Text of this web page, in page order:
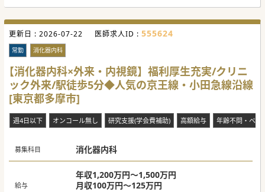
など11の施設を運営する法人からの募集です。
■法人の中でも最大の診療所である当クリニックには、常勤
医が20名ほど在籍しており、各科目で経験豊かな専門医の先
生が診療をしています。
■専門性の高い疾患については専門外来を設け、患者様へ専
門的な医療を提供しております。
【やりがい】
■ご希望の方には、出来高実績給もご選択いただくことがで
きるので高額給与も可能になります。
■職種別でのスキル認定制度を独自に導入しており、習熟度
に応じて評価を行っております。働きながらご自身のスキル
アップを行っていただけます。
■子育て中の先生への体制も整っており、復職を支援するた
めに休暇・短時間勤務等、取得しやすい環境を整備しており
#春入職可 #秋入職可
更新日 : 2026-07-22 医師求人ID : 555624
常勤 消化器内科
【消化器内科×外来・内視鏡】福利厚生充実/クリニ
ック外来/駅徒歩5分◆人気の京王線・小田急線沿線
[東京都多摩市]
週4日以下 オンコール無し 研究支援(学会費補助) 高額給与 年齢不問・ベテ
募集科目 消化器内科
給与
年収1,200万円～1,500万円
月収100万円～125万円